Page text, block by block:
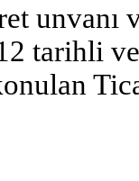
unvanı
tarihli